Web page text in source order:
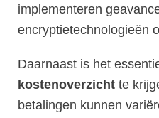
implementeren
encryptietechnologieën
Daarnaast is het
kostenoverzicht te
betalingen kunnen